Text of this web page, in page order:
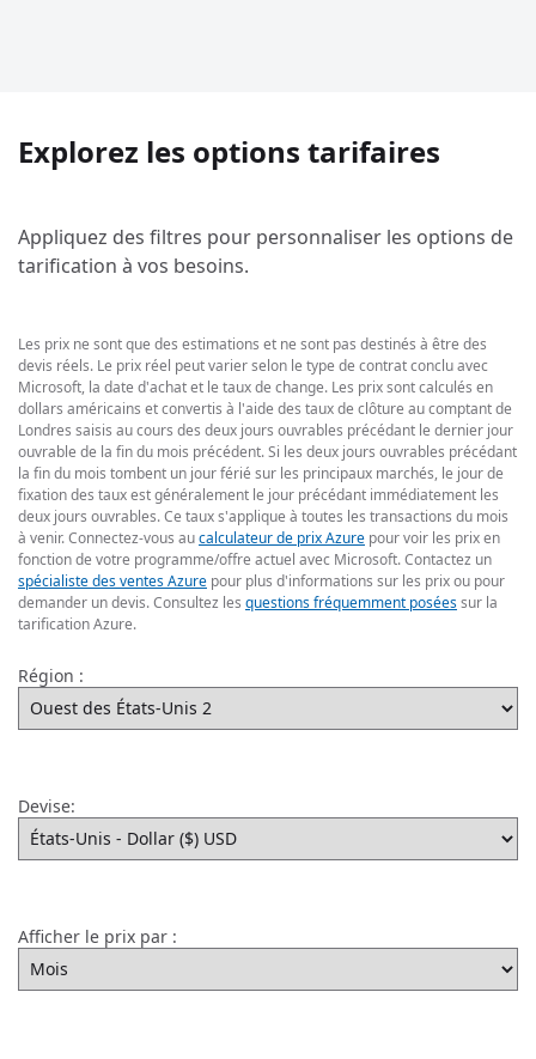
Explorez les options tarifaires
Appliquez des filtres pour personnaliser les options de
tarification à vos besoins.
Les prix ne sont que des estimations et ne sont pas destinés à être des
devis réels. Le prix réel peut varier selon le type de contrat conclu avec
Microsoft, la date d'achat et le taux de change. Les prix sont calculés en
dollars américains et convertis à l'aide des taux de clôture au comptant de
Londres saisis au cours des deux jours ouvrables précédant le dernier jour
ouvrable de la fin du mois précédent. Si les deux jours ouvrables précédant
la fin du mois tombent un jour férié sur les principaux marchés, le jour de
fixation des taux est généralement le jour précédant immédiatement les
deux jours ouvrables. Ce taux s'applique à toutes les transactions du mois
à venir. Connectez-vous aucalculateur de prix Azure pour voir les prix en
fonction de votre programme/offre actuel avec Microsoft. Contactez un
spécialiste des ventes Azure pour plus d'informations sur les prix ou pour
demander un devis. Consultez les questions fréquemment poséessur la
tarification Azure.
Région :
Devise:
Afficher le prix par :